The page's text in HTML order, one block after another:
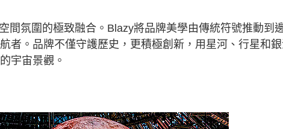
氛圍的極致融合。Blazy將品牌美學由傳統符號推動到
者。品牌不僅守護歷史，更積極創新，用星河、行星和
宇宙景觀。